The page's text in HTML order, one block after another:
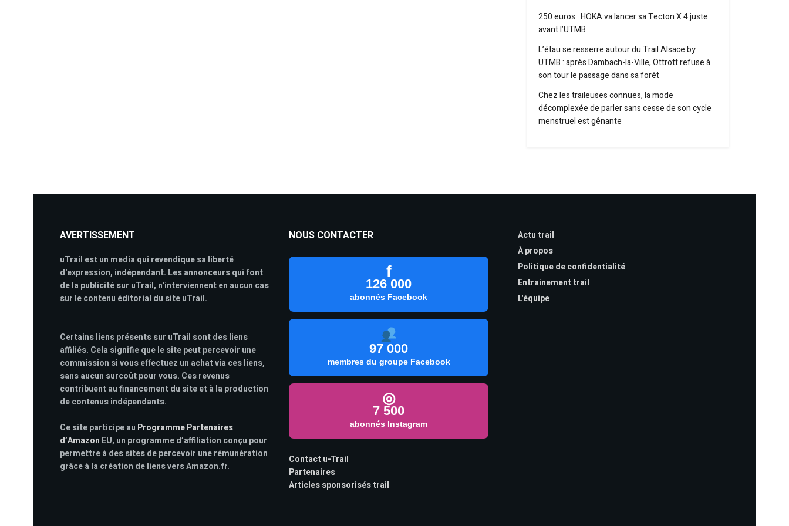
250 euros : HOKA va lancer sa Tecton X 4 juste
avant l’UTMB
L’étau se resserre autour du Trail Alsace by
UTMB : après Dambach-la-Ville, Ottrott refuse à
son tour le passage dans sa forêt
Chez les traileuses connues, la mode
décomplexée de parler sans cesse de son cycle
menstruel est gênante
AVERTISSEMENT
uTrail est un media qui revendique sa liberté
d'expression, indépendant. Les annonceurs qui font
de la publicité sur uTrail, n'interviennent en aucun cas
sur le contenu éditorial du site uTrail.
Certains liens présents sur uTrail sont des liens
affiliés. Cela signifie que le site peut percevoir une
commission si vous effectuez un achat via ces liens,
sans aucun surcoût pour vous. Ces revenus
contribuent au financement du site et à la production
de contenus indépendants.
Ce site participe au Programme Partenaires
d’Amazon EU, un programme d’affiliation conçu pour
permettre à des sites de percevoir une rémunération
grâce à la création de liens vers Amazon.fr.
NOUS CONTACTER
f
126 000
abonnés Facebook
97 000
membres du groupe Facebook
◎
7 500
abonnés Instagram
Contact u-Trail
Partenaires
Articles sponsorisés trail
Actu trail
À propos
Politique de confidentialité
Entrainement trail
L'équipe